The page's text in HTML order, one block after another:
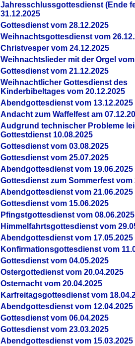
Jahresschlussgottesdienst (Ende
31.12.2025
Gottesdienst vom 28.12.2025
Weihnachtsgottesdienst vom
Christvesper vom 24.12.2025
Weihnachtslieder mit der Orgel vom
Gottesdienst vom 21.12.2025
Weihnachtlicher Gottesdienst des
Kinderbibeltages vom 20.12.2025
Abendgottesdienst vom 13.12.2025
Andacht zum Waffelfest am
Audgrund technischer Probleme
Gottestdienst 10.08.2025
Gottesdienst vom 03.08.2025
Gottesdienst vom 25.07.2025
Abendgottesdienst vom 19.06.2025
Gottesdienst zum Sommerfest vom
Abendgottesdienst vom 21.06.2025
Gottesdienst vom 15.06.2025
Pfingstgottesdienst vom 08.06.2025
Himmelfahrtsgottesdienst vom
Abendgottesdienst vom 17.05.2025
Konfirmationsgottesdienst vom
Gottesdienst vom 04.05.2025
Ostergottedienst vom 20.04.2025
Osternacht vom 20.04.2025
Karfreitagsgottesdienst vom
Abendgottesdienst vom 12.04.2025
Gottesdienst vom 06.04.2025
Gottesdienst vom 23.03.2025
Abendgottesdienst vom 15.03.2025